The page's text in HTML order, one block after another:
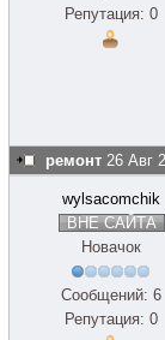
Репутация: 0
ремонт 26 Авг
wylsacomchik
ВНЕ САЙТА
Новачок
Сообщений: 6
Репутация: 0